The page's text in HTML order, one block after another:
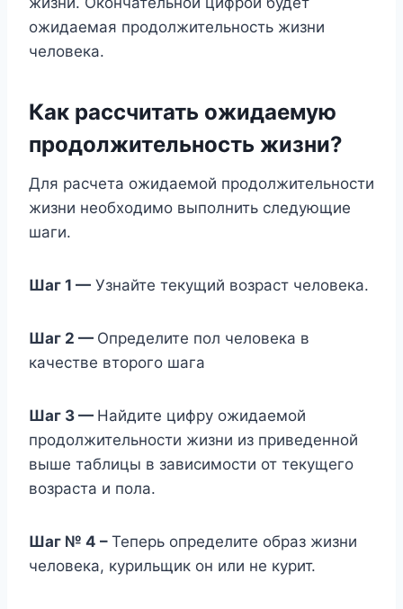
ожидаемая продолжительность жизни
человека.
Как рассчитать ожидаемую
продолжительность жизни?
Для расчета ожидаемой продолжительности
жизни необходимо выполнить следующие
шаги.
Шаг 1 — Узнайте текущий возраст человека.
Шаг 2 — Определите пол человека в
качестве второго шага
Шаг 3 — Найдите цифру ожидаемой
продолжительности жизни из приведенной
выше таблицы в зависимости от текущего
возраста и пола.
Шаг № 4 – Теперь определите образ жизни
человека, курильщик он или не курит.